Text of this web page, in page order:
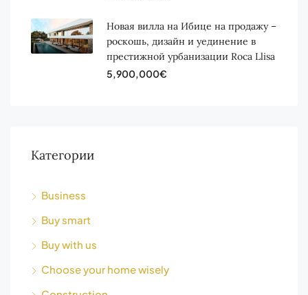
Новая вилла на Ибице на продажу –
роскошь, дизайн и уединение в
престижной урбанизации Roca Llisa
5,900,000€
Категории
Business
Buy smart
Buy with us
Choose your home wisely